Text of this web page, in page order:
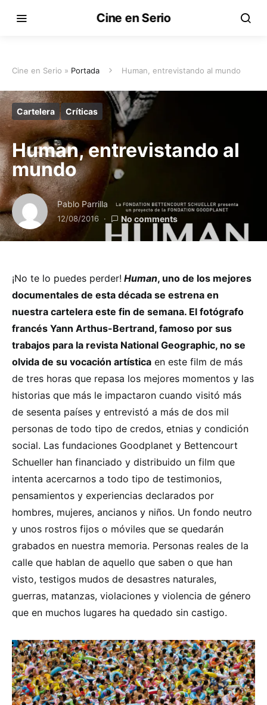
Cine en Serio
Cine en Serio » Portada Human, entrevistando al mundo
Cartelera Críticas
Human, entrevistando al
mundo
Pablo Parrilla
12/08/2016 No comments
¡No te lo puedes perder! Human, uno de los mejores
documentales de esta década se estrena en
nuestra cartelera este fin de semana. El fotógrafo
francés Yann Arthus-Bertrand, famoso por sus
trabajos para la revista National Geographic, no se
olvida de su vocación artística en este film de más
de tres horas que repasa los mejores momentos y las
historias que más le impactaron cuando visitó más
de sesenta países y entrevistó a más de dos mil
personas de todo tipo de credos, etnias y condición
social. Las fundaciones Goodplanet y Bettencourt
Schueller han financiado y distribuido un film que
intenta acercarnos a todo tipo de testimonios,
pensamientos y experiencias declarados por
hombres, mujeres, ancianos y niños. Un fondo neutro
y unos rostros fijos o móviles que se quedarán
grabados en nuestra memoria. Personas reales de la
calle que hablan de aquello que saben o que han
visto, testigos mudos de desastres naturales,
guerras, matanzas, violaciones y violencia de género
que en muchos lugares ha quedado sin castigo.